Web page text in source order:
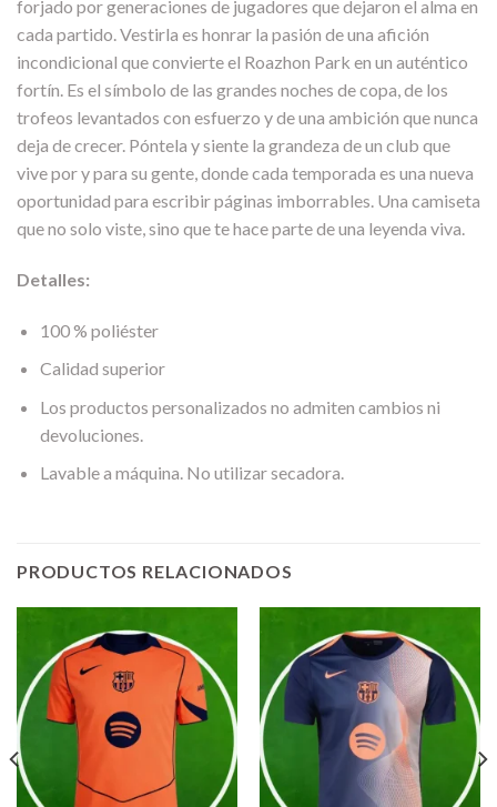
forjado por generaciones de jugadores que dejaron el alma en
cada partido. Vestirla es honrar la pasión de una afición
incondicional que convierte el Roazhon Park en un auténtico
fortín. Es el símbolo de las grandes noches de copa, de los
trofeos levantados con esfuerzo y de una ambición que nunca
deja de crecer. Póntela y siente la grandeza de un club que
vive por y para su gente, donde cada temporada es una nueva
oportunidad para escribir páginas imborrables. Una camiseta
que no solo viste, sino que te hace parte de una leyenda viva.
Detalles:
100 % poliéster
Calidad superior
Los productos personalizados no admiten cambios ni
devoluciones.
Lavable a máquina. No utilizar secadora.
PRODUCTOS RELACIONADOS